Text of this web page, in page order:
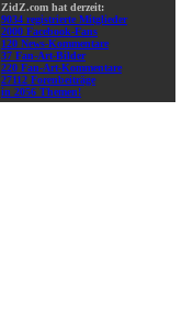
ZidZ.com hat derzeit:
9034 registrierte Mitglieder
2000 Facebook-Fans
120 News-Kommentare
37 Fan-Art-Bilder
220 Fan-Art-Kommentare
27112 Forenbeiträge
in 2056 Themen!